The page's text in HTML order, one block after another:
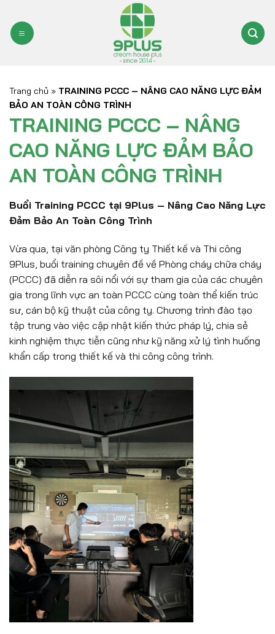
qua
nội
Trang chủ » TRAINING PCCC – NÂNG CAO NĂNG LỰC ĐẢM
BẢO AN TOÀN CÔNG TRÌNH
TRAINING PCCC – NÂNG
CAO NĂNG LỰC ĐẢM BẢO
AN TOÀN CÔNG TRÌNH
Buổi Training PCCC tại 9Plus – Nâng Cao Năng Lực
Đảm Bảo An Toàn Công Trình
Vừa qua, tại văn phòng Công ty Thiết kế và Thi công
9Plus, buổi training chuyên đề về Phòng cháy chữa cháy
(PCCC) đã diễn ra sôi nổi với sự tham gia của các chuyên
gia trong lĩnh vực an toàn PCCC cùng toàn thể kiến trúc
sư, cán bộ kỹ thuật của công ty. Chương trình đào tạo
tập trung vào việc cập nhật kiến thức pháp lý, chia sẻ
kinh nghiệm thực tiễn cũng như kỹ năng xử lý tình huống
khẩn cấp trong thiết kế và thi công công trình.